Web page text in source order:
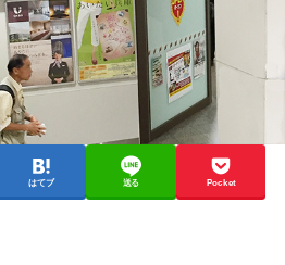
はてブ 送る Pocket